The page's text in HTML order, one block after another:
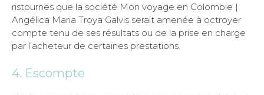
ristournes que la société Mon voyage en Colombie |
Angélica Maria Troya Galvis serait amenée à octroyer
compte tenu de ses résultats ou de la prise en charge
par l’acheteur de certaines prestations.
4. Escompte